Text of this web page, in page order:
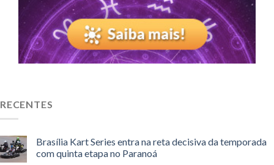
RECENTES
Brasília Kart Series entra na reta decisiva da temporada
com quinta etapa no Paranoá